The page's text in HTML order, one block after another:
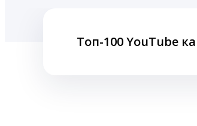
Топ-100 YouTube